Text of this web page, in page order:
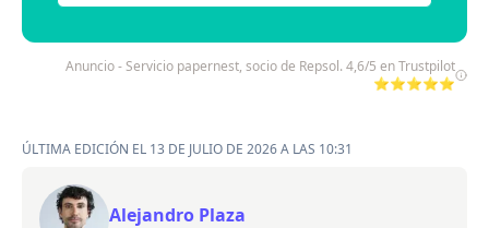
Anuncio - Servicio papernest, socio de Repsol. 4,6/5 en Trustpilot
⭐⭐⭐⭐⭐
ÚLTIMA EDICIÓN EL 13 DE JULIO DE 2026 A LAS 10:31
Alejandro Plaza